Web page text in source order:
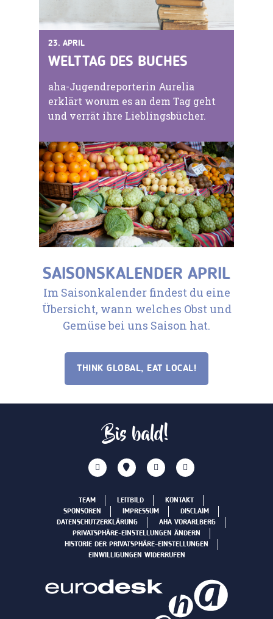
23. APRIL
WELTTAG DES BUCHES
aha-Jugendreporterin Aurelia
erklärt worum es an dem Tag geht
und verrät ihre Lieblingsbücher.
SAISONSKALENDER APRIL
Im Saisonkalender findest du eine
Übersicht, wann welches Obst und
Gemüse bei uns Saison hat.
THINK GLOBAL, EAT LOCAL!
Bis bald!
TEAM LEITBILD
KONTAKT
SPONSOREN
IMPRESSUM
DISCLAIM
DATENSCHUTZERKLÄRUNG
AHA VORARLBERG
PRIVATSPHÄRE-EINSTELLUNGEN ÄNDERN
HISTORIE DER PRIVATSPHÄRE-EINSTELLUNGEN
EINWILLIGUNGEN WIDERRUFEN